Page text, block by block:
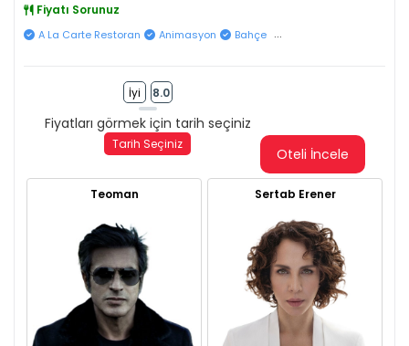
Fiyatı Sorunuz
A La Carte Restoran Animasyon Bahçe ...
İyi 8.0
Fiyatları görmek için tarih seçiniz
Tarih Seçiniz
Oteli İncele
Teoman Sertab Erener